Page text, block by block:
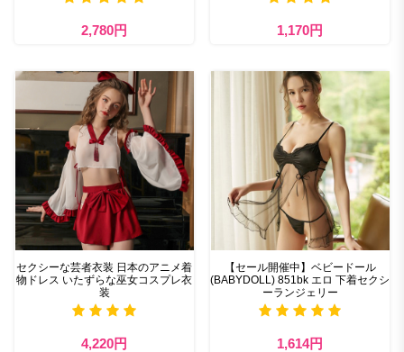
2,780円 1,170円
セクシーな芸者衣装 日本のアニメ着
物ドレス いたずらな巫女コスプレ衣
装
4,220円
【セール開催中】ベビードール
(BABYDOLL) 851bk エロ 下着セクシ
ーランジェリー
1,614円